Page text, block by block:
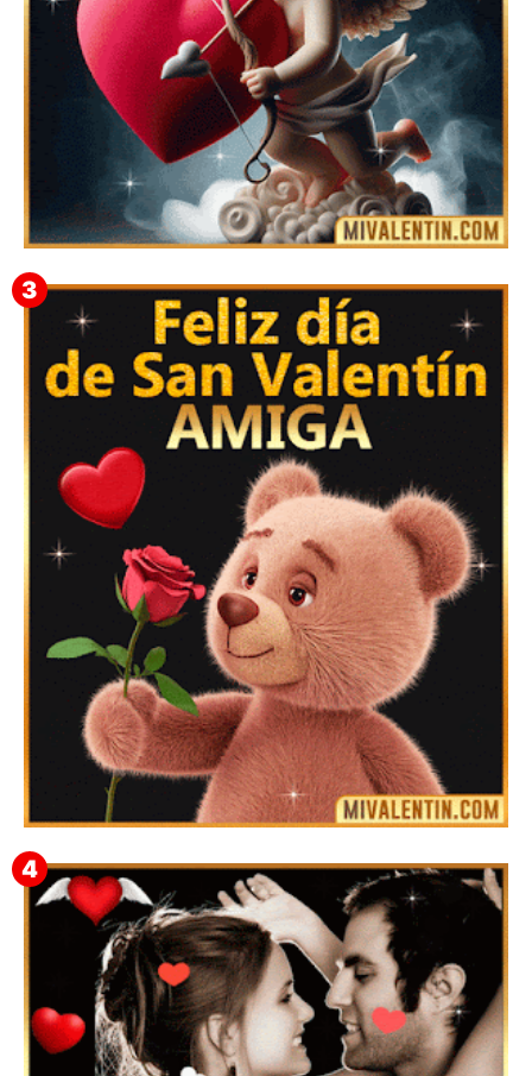
Feliz San Valentín Eudocia
Mensajes Tarjetas y GiF de San Valentín para Amigas